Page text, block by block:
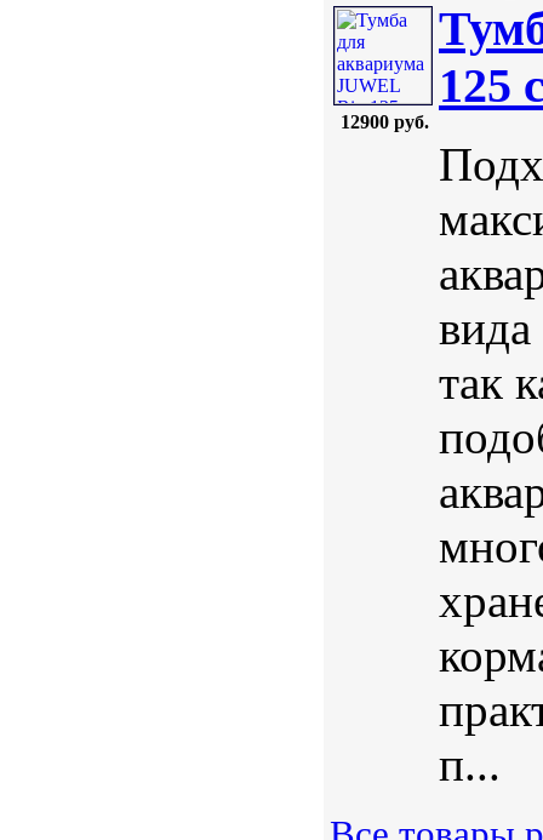
12900 руб.
125
вида
так
п...